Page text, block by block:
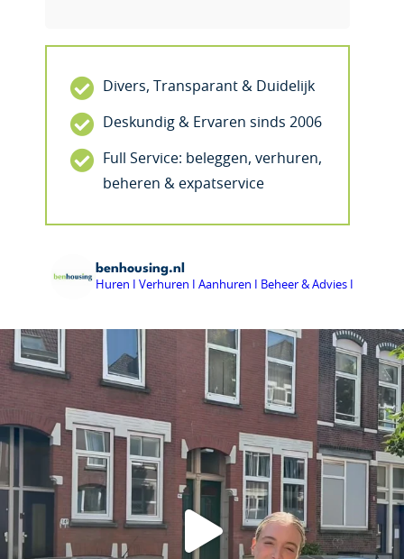
Divers, Transparant & Duidelijk
Deskundig & Ervaren sinds 2006
Full Service: beleggen, verhuren,
beheren & expatservice
benhousing.nl
Huren I Verhuren I Aanhuren I Beheer & Advies I